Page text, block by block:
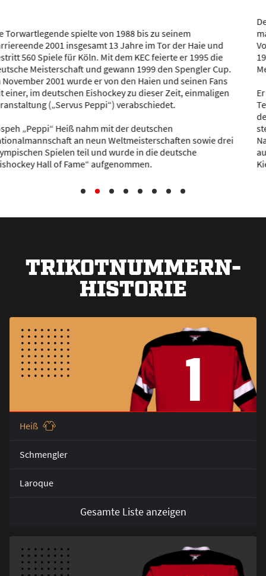
mal das Trikot der Haie, erzielte dabei 178 Tore, gab 305
Vorlagen und sammelte somit 483 Scorerpunkte. Von 1977 bis
1979 und von 1983 bis 1992 gewann er sechsmal die Deutsche
Meisterschaft mit Köln.
Er stand zudem 15 Mal in Folge im „Bundesliga“-All-Star-
Team, wurde fünfmal „Spieler des Jahres“, gewann 1976 mit
stellte mit 320 Länderspielen einen Rekord unter den
Nationalspielern auf und wurde sowohl in die deutsche als
auch die internationale „Hall of Fame“ aufgenommen.
Kießling prägte maß geblich das Kölner Eishockey.
TRIKOTNUMMERN-
HISTORIE
1
Heiß
Schmengler
Laroque
Gesamte Liste anzeigen